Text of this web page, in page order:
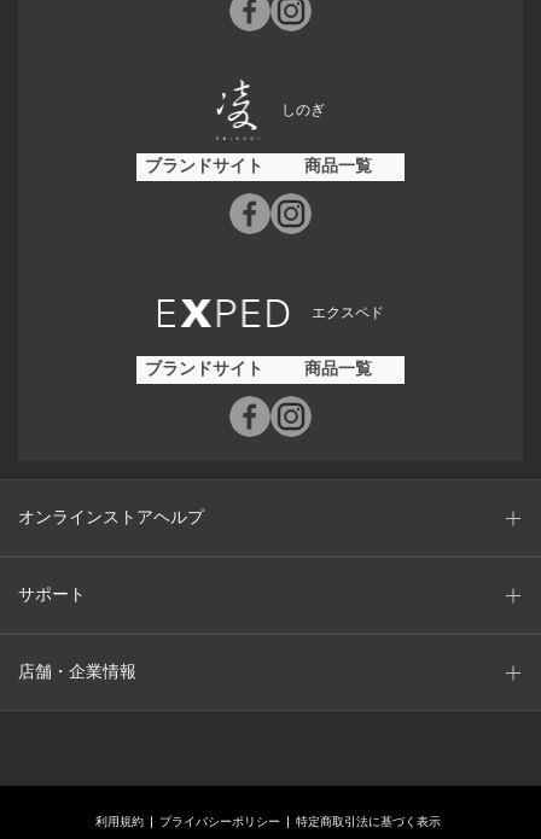
しのぎ
ブランドサイト 商品一覧
エクスペド
ブランドサイト 商品一覧
オンラインストアヘルプ
サポート
店舗・企業情報
利用規約 プライバシーポリシー 特定商取引法に基づく表示